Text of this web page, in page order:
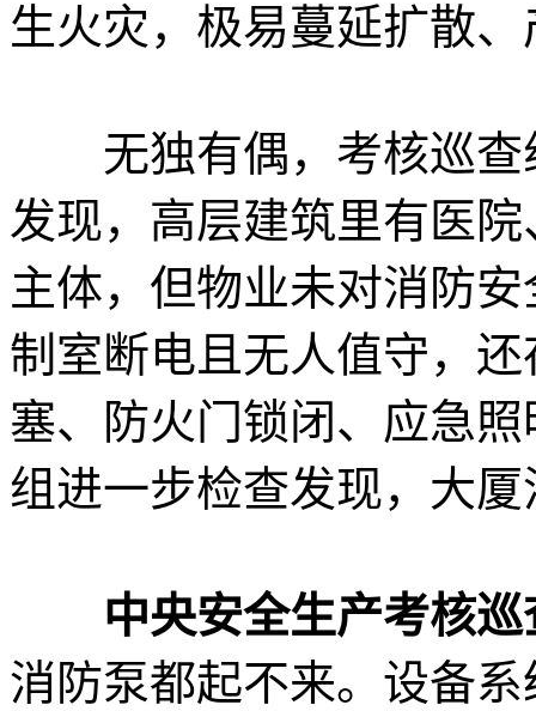
生火灾，极易蔓延扩散
无独有偶，考核巡查
发现，高层建筑里有医
主体，但物业未对消防
制室断电且无人值守，
塞、防火门锁闭、应急
组进一步检查发现，大
中央安全生产考核
消防泵都起不来。设备